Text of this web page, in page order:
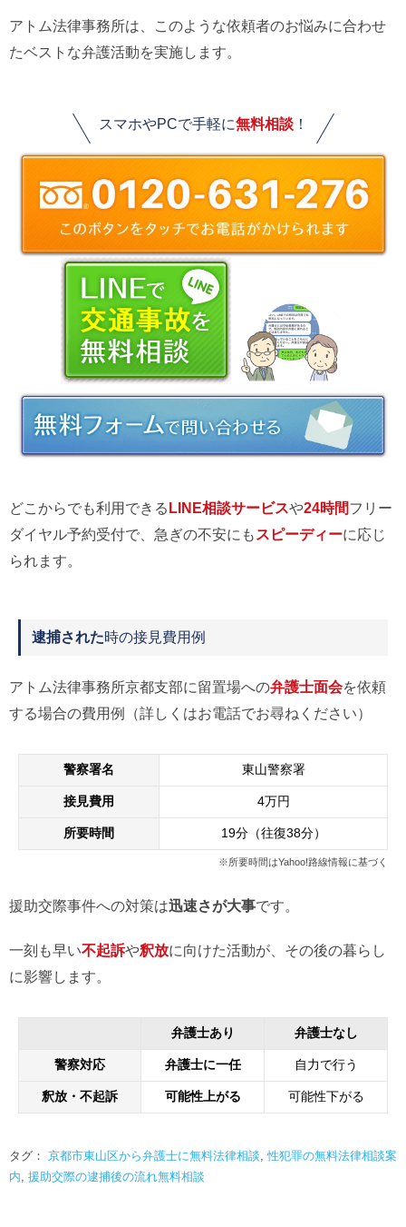
アトム法律事務所は、このような依頼者のお悩みに合わせ
たベストな弁護活動を実施します。
スマホやPCで手軽に無料相談！
どこからでも利用できるLINE相談サービスや24時間フリー
ダイヤル予約受付で、急ぎの不安にも スピーディーに応じ
られます。
逮捕された時の接見費用例
アトム法律事務所京都支部に留置場への弁護士面会を依頼
する場合の費用例（詳しくはお電話でお尋ねください）
警察署名 東山警察署
接見費用 4万円
所要時間 19分（往復38分）
※所要時間はYahoo!路線情報に基づく
援助交際事件への対策は迅速さが大事です。
一刻も早い不起訴や釈放に向けた活動が、その後の暮らし
に影響します。
弁護士あり 弁護士なし
警察対応 弁護士に一任 自力で行う
釈放・不起訴 可能性上がる 可能性下がる
タグ： 京都市東山区から弁護士に無料法律相談 ,性犯罪の無料法律相談案
内 援助交際の逮捕後の流れ無料相談